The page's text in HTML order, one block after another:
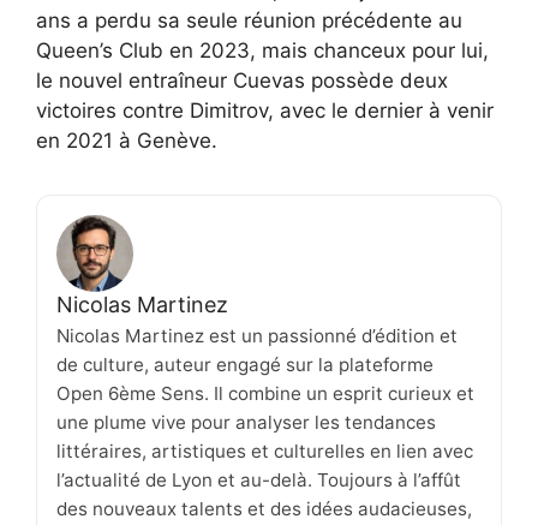
ans a perdu sa seule réunion précédente au
Queen’s Club en 2023, mais chanceux pour lui,
le nouvel entraîneur Cuevas possède deux
victoires contre Dimitrov, avec le dernier à venir
en 2021 à Genève.
Nicolas Martinez
Nicolas Martinez est un passionné d’édition et
de culture, auteur engagé sur la plateforme
Open 6ème Sens. Il combine un esprit curieux et
une plume vive pour analyser les tendances
littéraires, artistiques et culturelles en lien avec
l’actualité de Lyon et au-delà. Toujours à l’affût
des nouveaux talents et des idées audacieuses,